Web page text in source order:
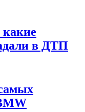
в ДТП